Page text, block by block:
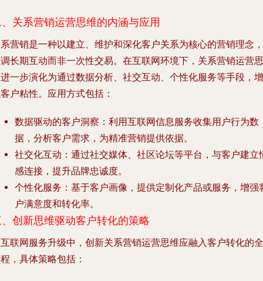
关系营销运营思维的内涵与应用
营销是一种以建立、维护和深化客户关系为核心的营销理念，
长期互动而非一次性交易。在互联网环境下，关系营销运营思
一步演化为通过数据分析、社交互动、个性化服务等手段，增
户粘性。应用方式包括：
数据驱动的客户洞察 ：利用互联网信息服务收集用户行为数
据，分析客户需求，为精准营销提供依据。
社交化互动 ：通过社交媒体、社区论坛等平台，与客户建立
感连接，提升品牌忠诚度。
个性化服务 ：基于客户画像，提供定制化产品或服务，增强
户满意度和转化率。
创新思维驱动客户转化的策略
联网服务升级中，创新关系营销运营思维应融入客户转化的全
，具体策略包括：